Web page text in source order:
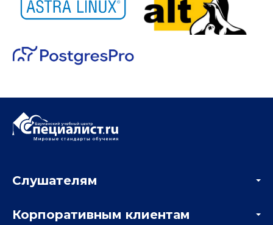
Слушателям
Мастер-классы и вебинары
Корпоративным клиентам